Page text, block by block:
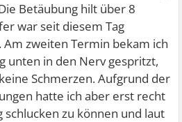
Betäubung hilt über 8
war seit diesem Tag
Am zweiten Termin bekam ich
unten in den Nerv gespritzt,
Schmerzen. Aufgrund der
hatte ich aber erst recht
schlucken zu können und laut